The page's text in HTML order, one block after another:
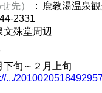
先）
: 鹿教湯温泉
2331
文殊堂周辺
下旬～２月上旬
.../